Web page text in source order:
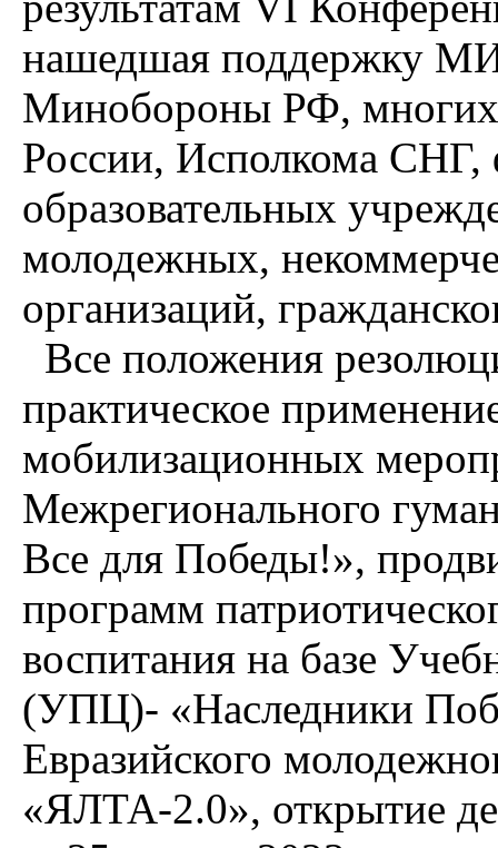
нашедшая поддержку
Минобороны РФ, многих
России, Исполкома СНГ,
образовательных
молодежных,
организаций,
Все положения
практическое
мобилизационных
Межрегионального
Все для Победы!»,
программ
воспитания на базе
(УПЦ)- «Наследники
Евразийского
«ЯЛТА-2.0», открытие